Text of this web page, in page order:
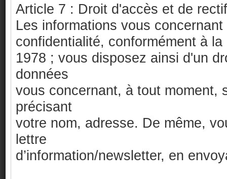
Article 7 : Droit d'accès et de
Les informations vous
confidentialité, conformément à
1978 ; vous disposez ainsi d'un
données
vous concernant, à tout moment,
précisant
votre nom, adresse. De même,
lettre
d’information/newsletter, en